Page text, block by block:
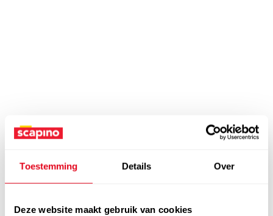
Toestemming Details Over
Deze website maakt gebruik van cookies